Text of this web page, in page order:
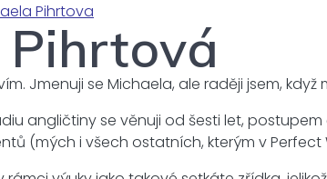
Pihrtova
Jmenuji se Michaela, ale raději jsem, když
angličtiny se věnuji od šesti let,
(mých i všech ostatních, kterým v